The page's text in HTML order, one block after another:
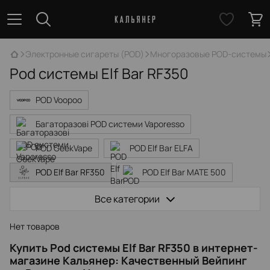
Электронные сигареты (POD) Многоразовые POD-системы
Pod системы Elf Bar RF350
POD Voopoo
Багаторазові POD системи Vaporesso
POD GeekVape POD Elf Bar ELFA
POD Elf Bar RF350 POD Elf Bar MATE 500
POD Smok
Все категории
Нет товаров
Купить Pod системы Elf Bar RF350 в интернет-
магазине Кальянер: Качественный Вейпинг